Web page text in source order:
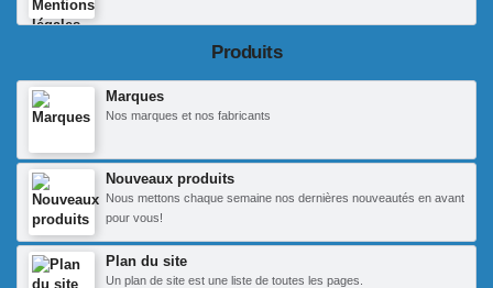
Produits
Marques
Nos marques et nos fabricants
Nouveaux produits
Nous mettons chaque semaine nos dernières nouveautés en avant
pour vous!
Plan du site
Un plan de site est une liste de toutes les pages.